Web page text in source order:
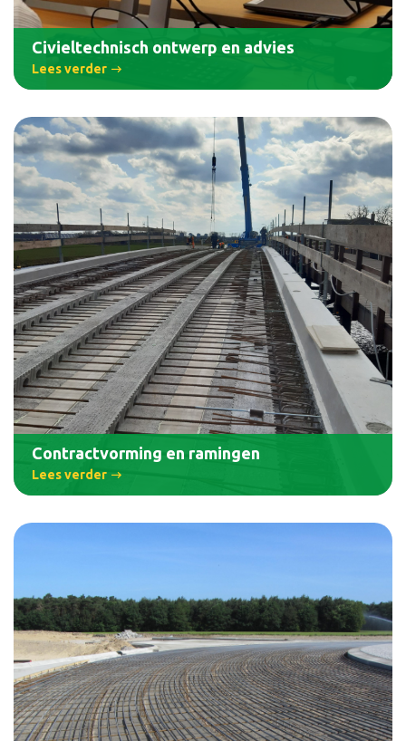
Civieltechnisch ontwerp en advies
Lees verder
Contractvorming en ramingen
Lees verder